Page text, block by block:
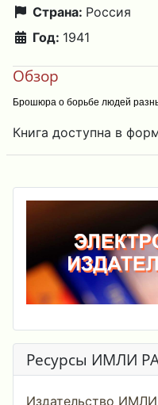
Страна: Россия
Год: 1941
Обзор
Брошюра о борьбе людей
Книга доступна в
Ресурсы ИМЛИ
Издательство